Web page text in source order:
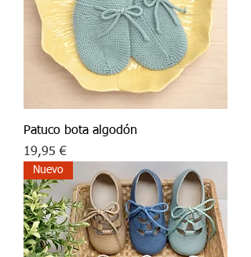
Patuco bota algodón
Precio
19,95 €
Nuevo